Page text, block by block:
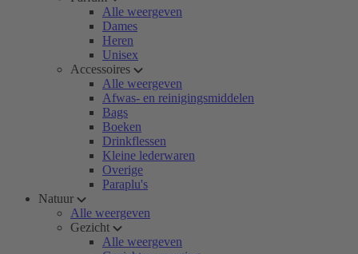
Alle weergeven
Dames
Heren
Unisex
Accessoires
Alle weergeven
Afwas- en reinigingsmiddelen
Bags
Boeken
Drinkflessen
Kleine lederwaren
Overige
Paraplu's
Natuur
Alle weergeven
Gezicht
Alle weergeven